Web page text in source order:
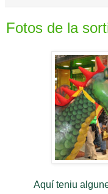
Fotos de la
Aquí teniu